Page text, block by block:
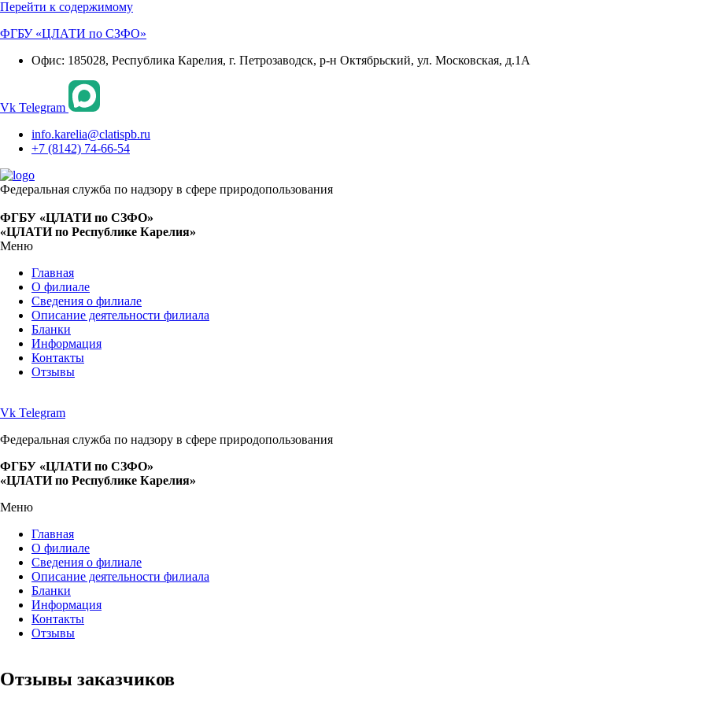
Перейти к содержимому
ФГБУ «ЦЛАТИ по СЗФО»
Офис: 185028, Республика Карелия, г. Петрозаводск, р-н Октябрьский, ул. Московская, д.1А
Vk Telegram
info.karelia@clatispb.ru
+7 (8142) 74-66-54
Федеральная служба по надзору в сфере природопользования
ФГБУ «ЦЛАТИ по СЗФО»
«ЦЛАТИ по Республике Карелия»
Меню
Главная
О филиале
Сведения о филиале
Описание деятельности филиала
Бланки
Информация
Контакты
Отзывы
Vk Telegram
Федеральная служба по надзору в сфере природопользования
ФГБУ «ЦЛАТИ по СЗФО»
«ЦЛАТИ по Республике Карелия»
Меню
Главная
О филиале
Сведения о филиале
Описание деятельности филиала
Бланки
Информация
Контакты
Отзывы
Отзывы заказчиков